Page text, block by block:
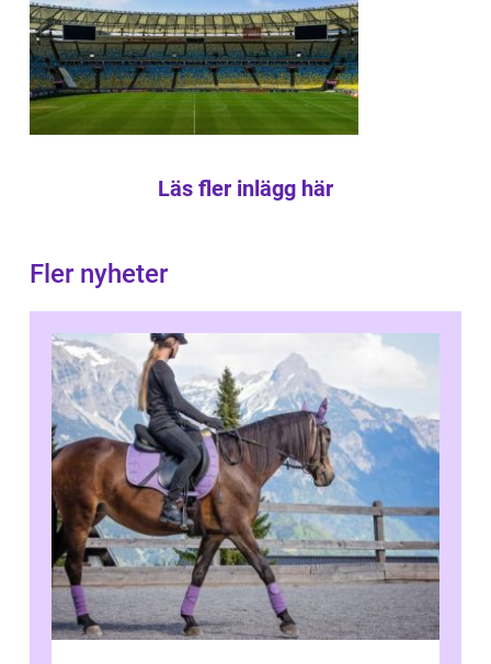
Läs fler inlägg här
Fler nyheter